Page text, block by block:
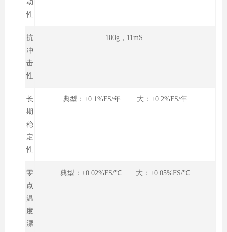
动
性
抗
冲
击
性
100g，11mS
长
期
稳
定
性
典型：±0.1%FS/年 大：±0.2%FS/年
零
点
温
度
漂
典型：±0.02%FS/℃ 大：±0.05%FS/℃